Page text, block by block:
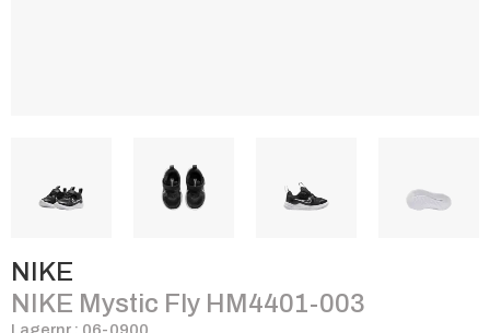
NIKE
NIKE Mystic Fly HM4401-003